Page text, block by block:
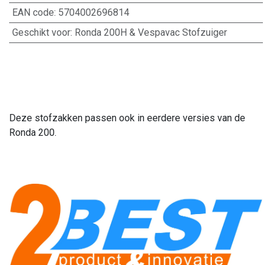
EAN code: 5704002696814
Geschikt voor: Ronda 200H & Vespavac Stofzuiger
Deze stofzakken passen ook in eerdere versies van de
Ronda 200.